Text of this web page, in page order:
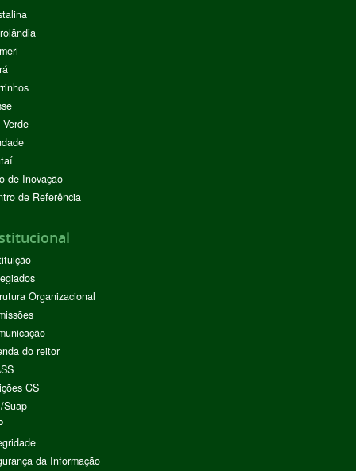
de Inovação
de Referência
Organizacional
do reitor
CS
Suap
da Informação